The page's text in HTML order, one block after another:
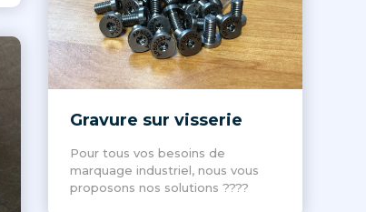
Gravure sur visserie
Pour tous vos besoins de
marquage industriel, nous vous
proposons nos solutions ????